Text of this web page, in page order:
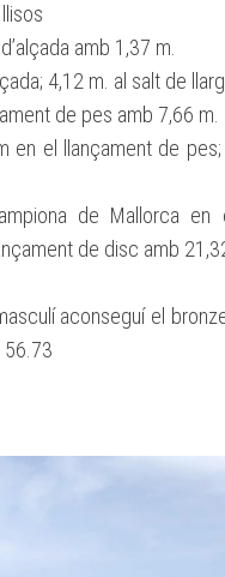
amb 1,37 m.
4,12 m. al salt de
de pes amb 7,66 m.
en el llançament de
de Mallorca
de disc amb
aconseguí el
56.73